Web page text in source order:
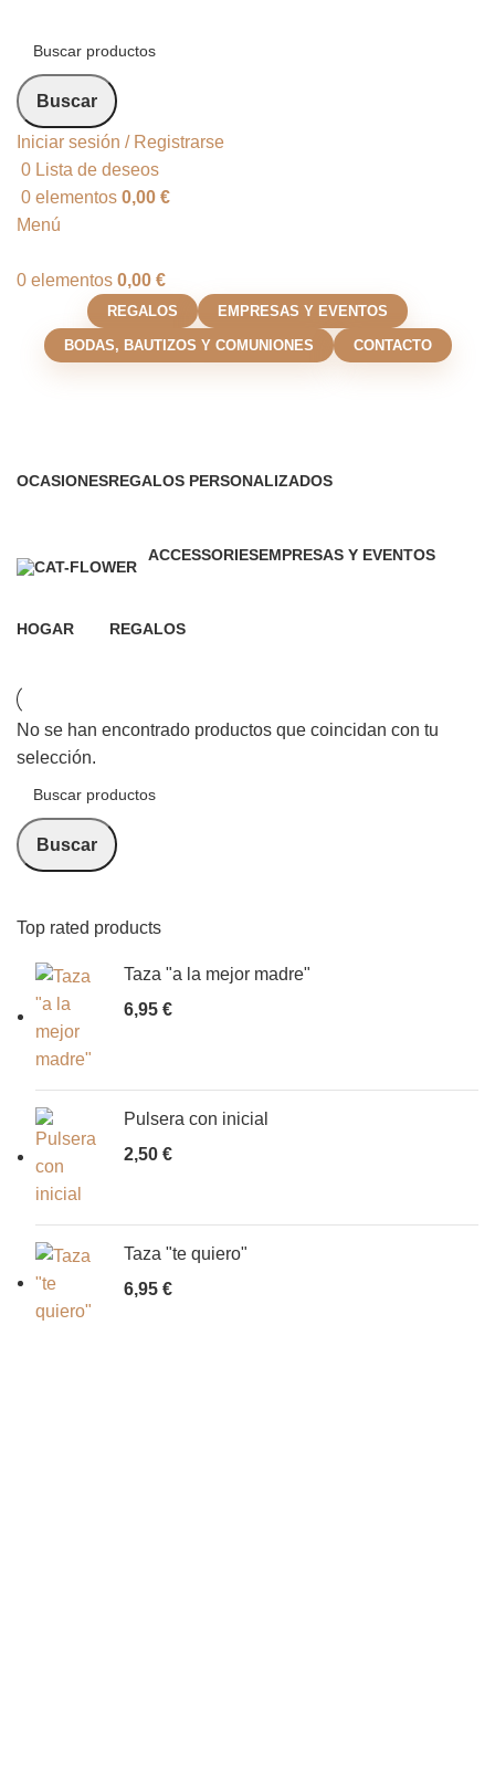
Buscar
Iniciar sesión / Registrarse
0 Lista de deseos
0 elementos 0,00 €
Menú
0 elementos 0,00 €
REGALOS EMPRESAS Y EVENTOS
BODAS, BAUTIZOS Y COMUNIONES CONTACTO
OCASIONESREGALOS PERSONALIZADOS
ACCESSORIESEMPRESAS Y EVENTOS
HOGAR
REGALOS
Top rated products
Taza "a la mejor madre"
6,95 €
Pulsera con inicial
2,50 €
Taza "te quiero"
6,95 €
No se han encontrado productos que coincidan con tu
selección.
Buscar